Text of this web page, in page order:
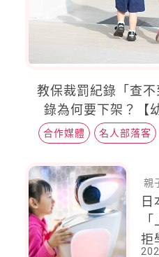
教保裁罰紀錄「查
錄為何要下架？【
記
合作媒體 名人部落客
親
日
拒